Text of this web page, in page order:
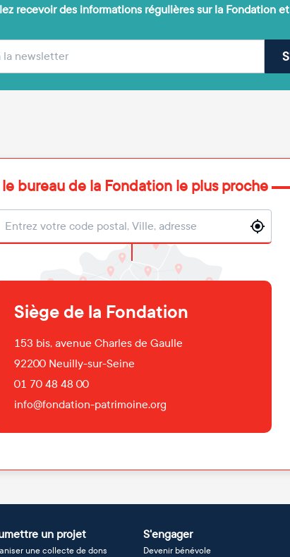
recevoir des informations régulières sur la Fondation
mail (obligatoire)
bureau de la Fondation le plus proche
Localisation
Siège de la Fondation
153 bis, avenue Charles de Gaulle
92200 Neuilly-sur-Seine
01 70 48 48 00
info@fondation-patrimoine.org
un projet
une collecte de dons
S'engager
Devenir bénévole